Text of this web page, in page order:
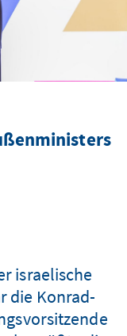
israelische
die Konrad-